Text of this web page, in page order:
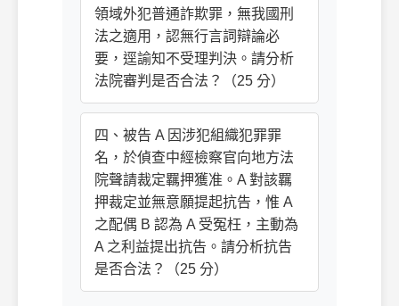
領域外犯普通詐欺罪，無我國刑
法之適用，認無行言詞辯論必
要，逕諭知不受理判決。請分析
法院審判是否合法？（25 分）
四、被告 A 因涉犯組織犯罪罪
名，於偵查中經檢察官向地方法
院聲請裁定羈押獲准。A 對該羈
押裁定並無意願提起抗告，惟 A
之配偶 B 認為 A 受冤枉，主動為
A 之利益提出抗告。請分析抗告
是否合法？（25 分）